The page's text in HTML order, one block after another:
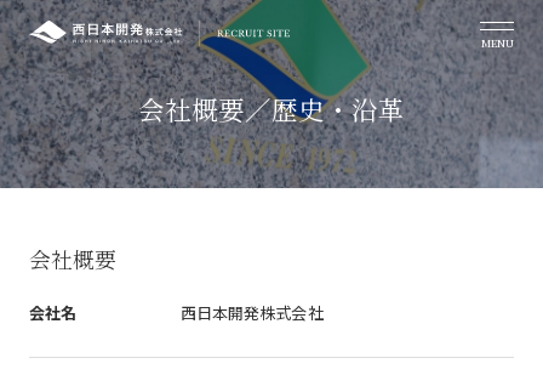
会社概要／歴史・沿革
会社概要
会社名 西日本開発株式会社